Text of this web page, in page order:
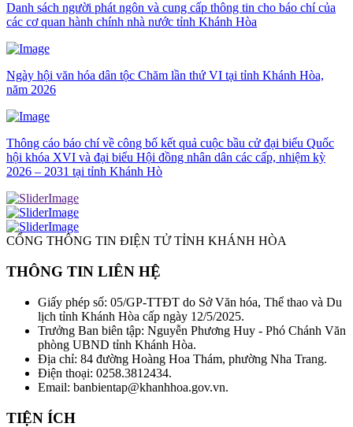
Danh sách người phát ngôn và cung cấp thông tin cho báo chí của
các cơ quan hành chính nhà nước tỉnh Khánh Hòa
Ngày hội văn hóa dân tộc Chăm lần thứ VI tại tỉnh Khánh Hòa,
năm 2026
Thông cáo báo chí về công bố kết quả cuộc bầu cử đại biểu Quốc
hội khóa XVI và đại biểu Hội đồng nhân dân các cấp, nhiệm kỳ
2026 – 2031 tại tỉnh Khánh Hò
CỔNG THÔNG TIN ĐIỆN TỬ TỈNH KHÁNH HÒA
THÔNG TIN LIÊN HỆ
Giấy phép số: 05/GP-TTĐT do Sở Văn hóa, Thể thao và Du
lịch tỉnh Khánh Hòa cấp ngày 12/5/2025.
Trưởng Ban biên tập: Nguyễn Phương Huy - Phó Chánh Văn
phòng UBND tỉnh Khánh Hòa.
Địa chỉ: 84 đường Hoàng Hoa Thám, phường Nha Trang.
Điện thoại: 0258.3812434.
Email: banbientap@khanhhoa.gov.vn.
TIỆN ÍCH